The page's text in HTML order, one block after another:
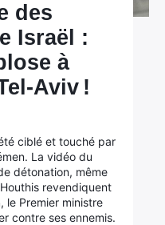
des
Israël :
à
Aviv !
ciblé et touché par
La vidéo du
détonation, même
revendiquent
le Premier ministre
contre ses ennemis.